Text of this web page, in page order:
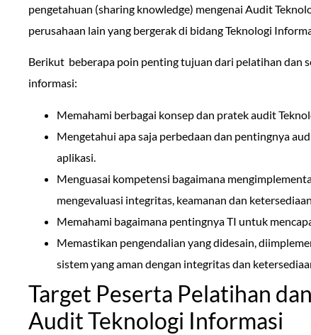
pengetahuan (sharing knowledge) mengenai Audit
perusahaan lain yang bergerak di bidang Teknologi
Berikut beberapa poin penting tujuan dari pelatihan dan
informasi:
Memahami berbagai konsep dan pratek audit
Mengetahui apa saja perbedaan dan pentingnya
aplikasi.
Menguasai kompetensi bagaimana
mengevaluasi integritas, keamanan dan
Memahami bagaimana pentingnya TI untuk
Memastikan pengendalian yang didesain,
sistem yang aman dengan integritas dan
Target Peserta Pelatihan
Audit Teknologi Informasi